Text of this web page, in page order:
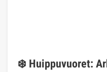
❄️ Huippuvuoret: